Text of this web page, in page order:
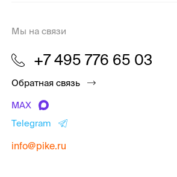
Мы на связи
+7 495 776 65 03
Обратная связь
MAX
Telegram
info@pike.ru